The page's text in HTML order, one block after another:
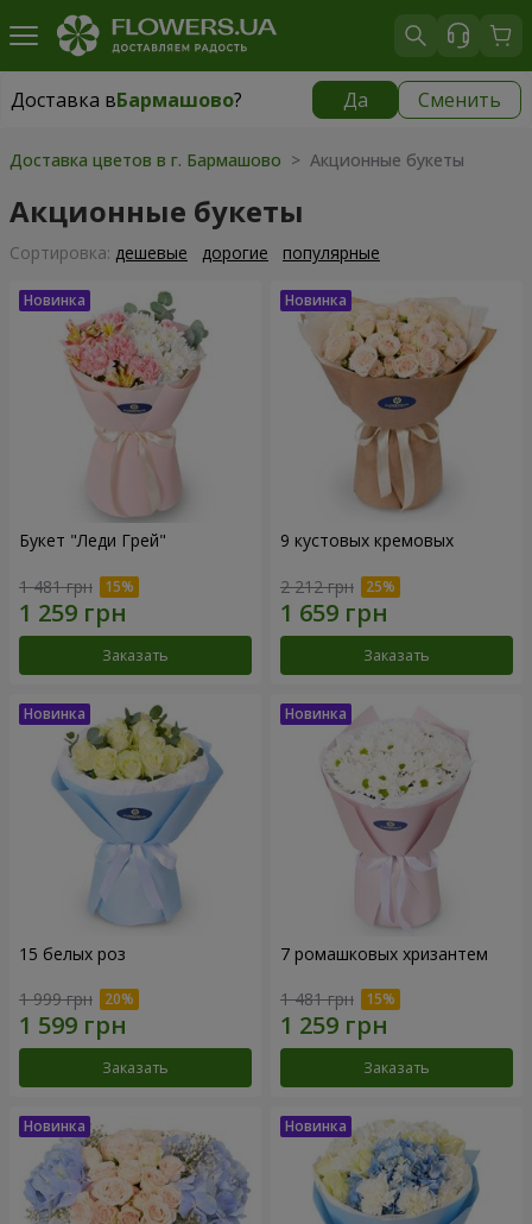
Доставка вБармашово? Да Сменить
Доставка вБармашово|
Доставка цветов в г. Бармашово > Акционные букеты
Акционные букеты
Cортировка: дешевые дорогие популярные
Букет "Леди Грей"
1 481 грн
Заказать
9 кустовых кремовых
2 212 грн
Заказать
15 белых роз
1 999 грн
Заказать
7 ромашковых хризантем
1 481 грн
Заказать